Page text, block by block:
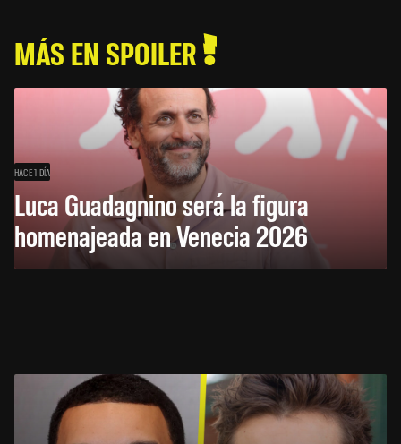
MÁS EN SPOILER
HACE 1 DÍA
Luca Guadagnino será la figura
homenajeada en Venecia 2026